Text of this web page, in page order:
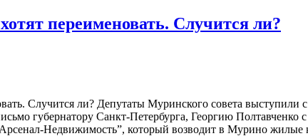
переименовать. Случится ли?
Случится ли? Депутаты Муринского совета
губернатору Санкт-Петербурга, Георгию Полтавченко
Недвижимость”, который возводит в Мурино